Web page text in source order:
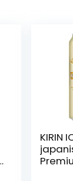
KIRIN